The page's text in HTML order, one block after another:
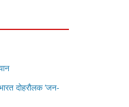
दोहरौलक ‘जन-